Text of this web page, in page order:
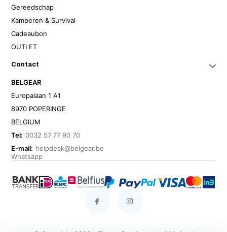
Gereedschap
Kamperen & Survival
Cadeaubon
OUTLET
Contact
BELGEAR
Europalaan 1 A1
8970 POPERINGE
BELGIUM
Tel: 0032 57 77 90 70
E-mail: helpdesk@belgear.be
Whatsapp